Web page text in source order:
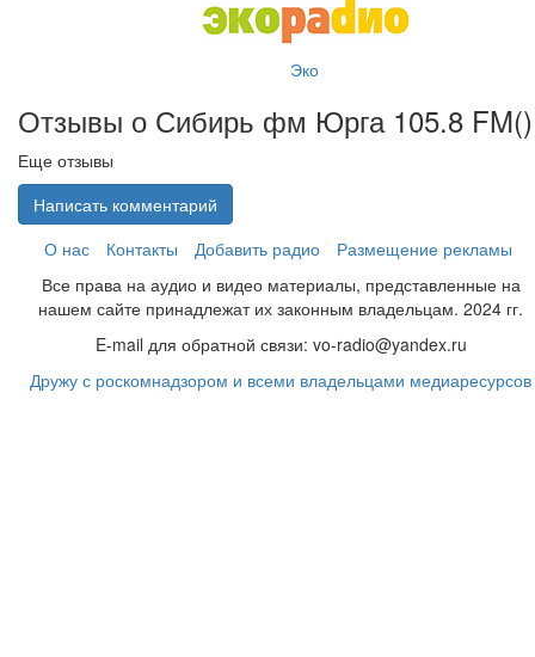
Эко
Отзывы о Сибирь фм Юрга 105.8 FM()
Еще отзывы
Написать комментарий
О нас
Контакты Добавить радио
Размещение рекламы
Все права на аудио и видео материалы, представленные на
нашем сайте принадлежат их законным владельцам. 2024 гг.
E-mail для обратной связи: vo-radio@yandex.ru
Дружу с роскомнадзором и всеми владельцами медиаресурсов